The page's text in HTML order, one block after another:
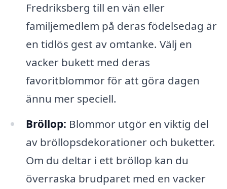
Fredriksberg till en vän eller
familjemedlem på deras födelsedag är
en tidlös gest av omtanke. Välj en
vacker bukett med deras
favoritblommor för att göra dagen
ännu mer speciell.
Bröllop: Blommor utgör en viktig del
av bröllopsdekorationer och buketter.
Om du deltar i ett bröllop kan du
överraska brudparet med en vacker